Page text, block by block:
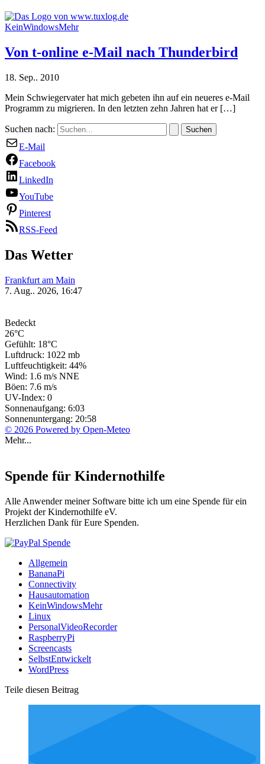
KeinWindowsMehr
Von t-online e-Mail nach Thunderbird
18. Sep.. 2010
Mein Schwiegervater hat mich gebeten ihn auf ein neueres e-Mail
Programm zu migrieren. In den letzten zehn Jahren hat er […]
Suchen nach:
E-Mail
Facebook
LinkedIn
YouTube
Pinterest
RSS-Feed
Das Wetter
Frankfurt am Main
7. Aug.. 2026, 16:47
Bedeckt
26°C
Gefühlt: 18°C
Luftdruck: 1022 mb
Luftfeuchtigkeit: 44%
Wind: 1.6 m/s NNE
Böen: 7.6 m/s
UV-Index: 0
Sonnenaufgang: 6:03
Sonnenuntergang: 20:58
© 2026 Powered by Open-Meteo
Mehr...
Spende für Kindernothilfe
Alle Anwender meiner Software bitte ich um eine Spende für ein
Projekt der Kindernothilfe eV.
Herzlichen Dank für Eure Spenden.
Allgemein
BananaPi
Connectivity
Hausautomation
KeinWindowsMehr
Linux
PersonalVideoRecorder
RaspberryPi
Screencasts
SelbstEntwickelt
WordPress
Teile diesen Beitrag